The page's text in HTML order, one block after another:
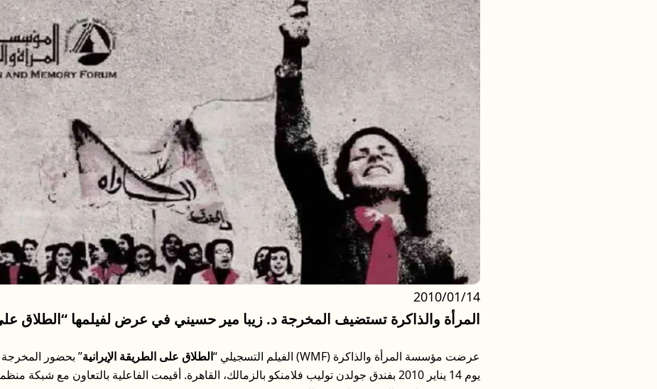
المرأة والذاكرة تستضيف المخرجة د. زيبا مير حسيني في عرض لفيلمها “الطلاق على
2010/01/14
عرضت مؤسسة المرأة والذاكرة (WMF) الفيلم التسجيلي “ الطلاق على الطريقة الإيرانية” بحضور
يوم 14 يناير 2010 بفندق جولدن توليب فلامنكو بالزمالك، القاهرة. أقيمت الفاعلية بالتعاون مع